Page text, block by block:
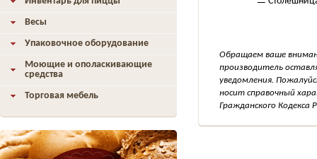
Обращаем ваше
производитель
уведомления.
носит справочный
Гражданского Кодекса
Весы
Упаковочное оборудование
Моющие и ополаскивающие
средства
Торговая мебель